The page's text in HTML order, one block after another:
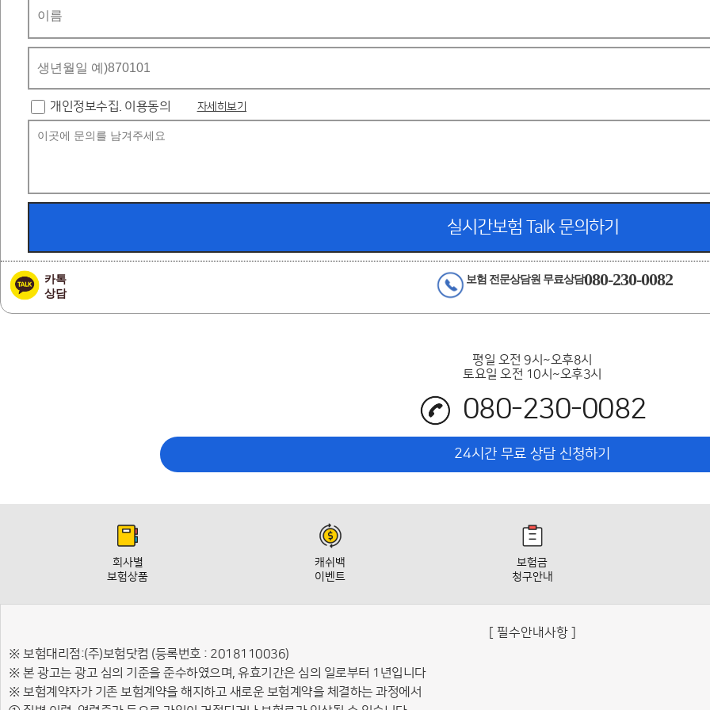
개인정보수집. 이용동의 자세히보기
실시간보험 Talk 문의하기
카톡
상담
보험 전문상담원 무료상담080-230-0082
평일 오전 9시~오후8시
토요일 오전 10시~오후3시
080-230-0082
24시간 무료 상담 신청하기
회사별
보험상품
캐쉬백
이벤트
보험금
청구안내
[ 필수안내사항 ]
※ 보험대리점:(주)보험닷컴 (등록번호 : 2018110036)
※ 본 광고는 광고 심의 기준을 준수하였으며, 유효기간은 심의 일로부터 1년입니다
※ 보험계약자가 기존 보험계약을 해지하고 새로운 보험계약을 체결하는 과정에서